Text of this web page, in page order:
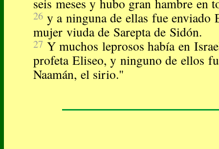
seis meses y hubo gran hambre en
26 y a ninguna de ellas fue enviado
mujer viuda de Sarepta de Sidón.
27 Y muchos leprosos había en
profeta Eliseo, y ninguno de ellos
Naamán, el sirio."